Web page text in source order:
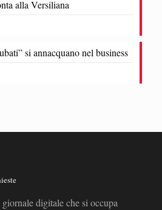
alla Versiliana
si annacquano nel business
digitale che si occupa